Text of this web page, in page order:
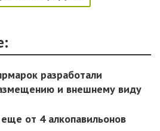
разработали
и внешнему виду
от 4 алкопавильонов